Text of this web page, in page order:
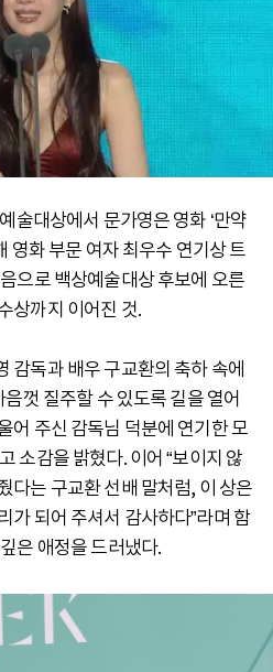
술대상에서 문가영은 영화 ‘만약
영화 부문 여자 최우수 연기상 트
으로 백상예술대상 후보에 오른
상까지 이어진 것.
감독과 배우 구교환의 축하 속에
껏 질주할 수 있도록 길을 열어
어 주신 감독님 덕분에 연기한 모
소감을 밝혔다. 이어 “보이지 않
다는 구교환 선배 말처럼, 이 상은
가 되어 주셔서 감사하다”라며 함
은 애정을 드러냈다.